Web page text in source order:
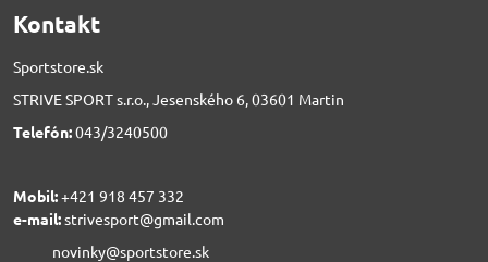
Kontakt
Sportstore.sk
STRIVE SPORT s.r.o., Jesenského 6, 03601 Martin
Telefón:043/3240500
Mobil:+421 918 457 332
e-mail:strivesport@gmail.com
novinky@sportstore.sk